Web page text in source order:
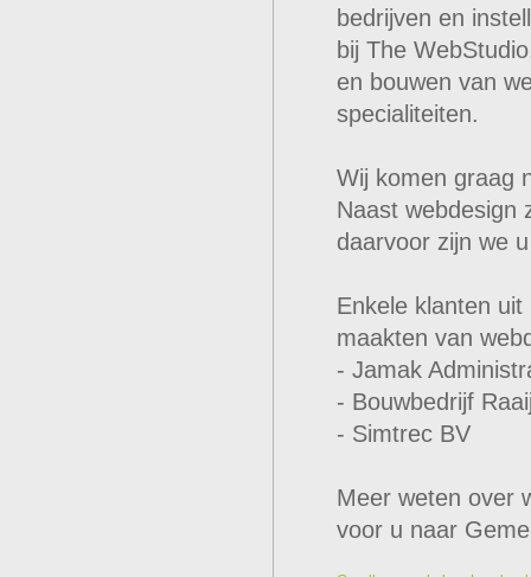
bedrijven en
bij The
en bouwen van
specialiteiten.
Wij komen graag
Naast webdesign
daarvoor zijn we
Enkele klanten
maakten van
- Jamak
- Bouwbedrijf
- Simtrec BV
Meer weten over
voor u naar